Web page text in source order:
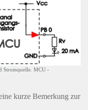
Stromquelle. MCU -
kurze Bemerkung zur